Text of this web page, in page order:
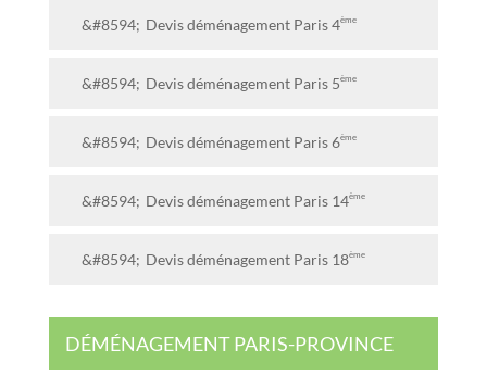
Devis déménagement Paris 4ème
Devis déménagement Paris 5ème
Devis déménagement Paris 6ème
Devis déménagement Paris 14ème
Devis déménagement Paris 18ème
DÉMÉNAGEMENT PARIS-PROVINCE